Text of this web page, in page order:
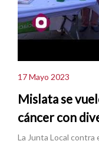
17 Mayo 2023
Mislata se
cáncer con
La Junta Local contra